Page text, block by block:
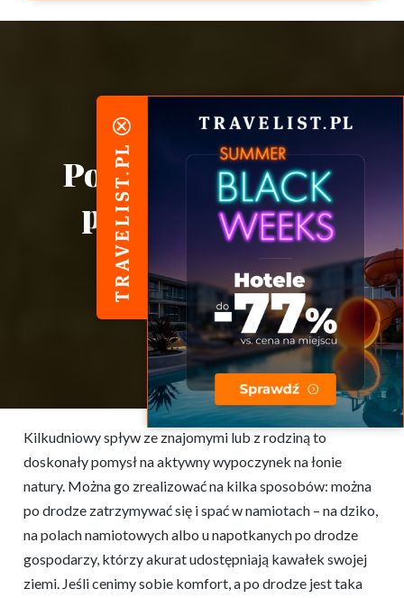
Polecany nocleg w
pobliżu szlaków
kajakowych
Kilkudniowy spływ ze znajomymi lub z rodziną to
doskonały pomysł na aktywny wypoczynek na łonie
natury. Można go zrealizować na kilka sposobów: można
po drodze zatrzymywać się i spać w namiotach – na dziko,
na polach namiotowych albo u napotkanych po drodze
gospodarzy, którzy akurat udostępniają kawałek swojej
ziemi. Jeśli cenimy sobie komfort, a po drodze jest taka